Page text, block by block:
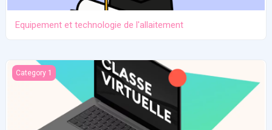
Equipement et technologie de l'allaitement
Ma classe virtuelle vers les 100h
Category 1